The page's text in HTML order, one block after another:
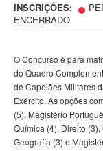
INSCRIÇÕES:
ENCERRADO
O Concurso é para
do Quadro
de Capelães Militares
Exército. As opções
(5), Magistério
Química (4), Direito
Geografia (3) e